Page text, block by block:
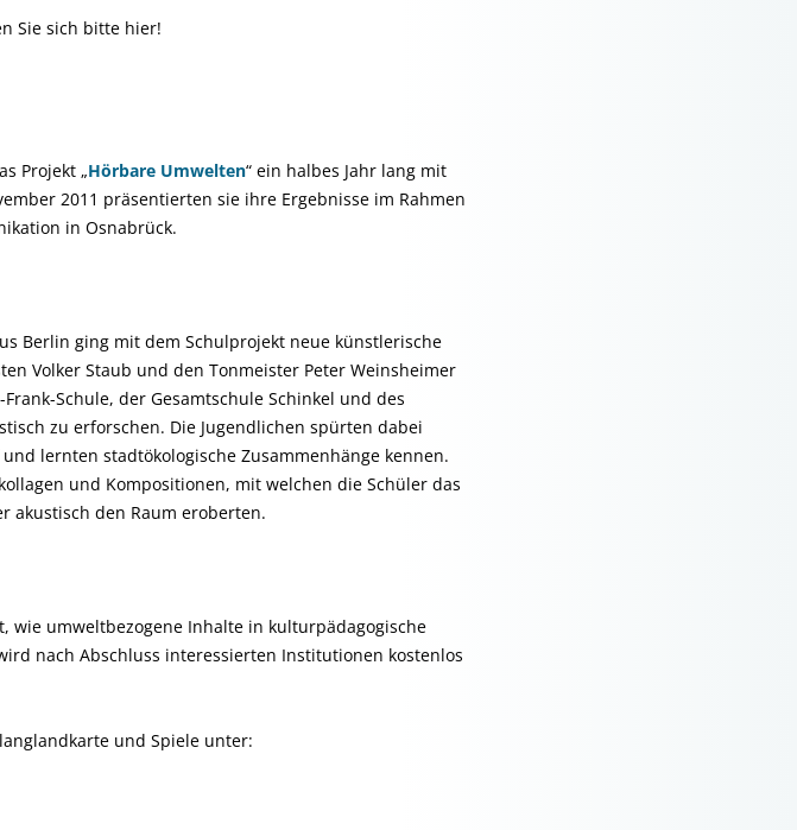
Sie sich bitte hier!
Projekt „Hörbare Umwelten“ ein halbes Jahr lang mit
2011 präsentierten sie ihre Ergebnisse im Rahmen
in Osnabrück.
Berlin ging mit dem Schulprojekt neue künstlerische
Volker Staub und den Tonmeister Peter Weinsheimer
Schule, der Gesamtschule Schinkel und des
zu erforschen. Die Jugendlichen spürten dabei
lernten stadtökologische Zusammenhänge kennen.
und Kompositionen, mit welchen die Schüler das
akustisch den Raum eroberten.
umweltbezogene Inhalte in kulturpädagogische
nach Abschluss interessierten Institutionen kostenlos
und Spiele unter: